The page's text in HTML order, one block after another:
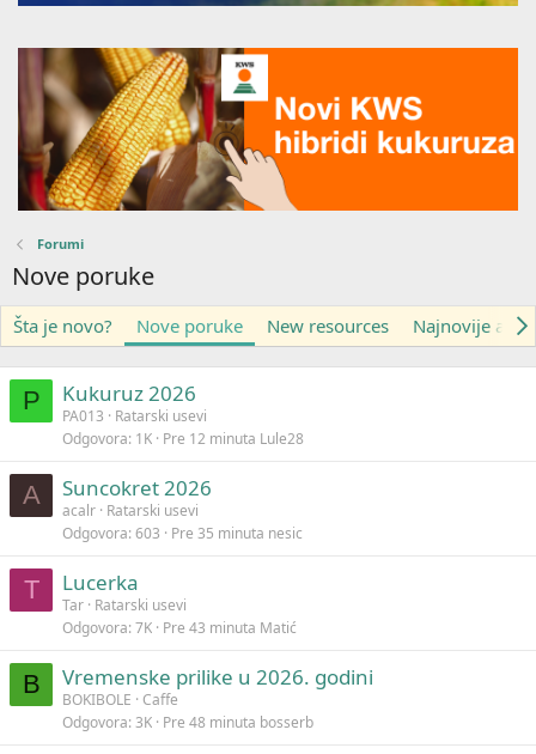
Forumi
Nove poruke
Šta je novo? Nove poruke New resources Najnovije
P Kukuruz 2026
PA013
Ratarski usevi
Odgovora 1K Pre 12 minuta Lule28
A Suncokret 2026
acalr Ratarski usevi
Odgovora 603 Pre 35 minuta nesic
T Lucerka
Tar Ratarski usevi
Odgovora 7K Pre 43 minuta Matić
B Vremenske prilike u 2026. godini
BOKIBOLE Caffe
Odgovora 3K Pre 48 minuta bosserb